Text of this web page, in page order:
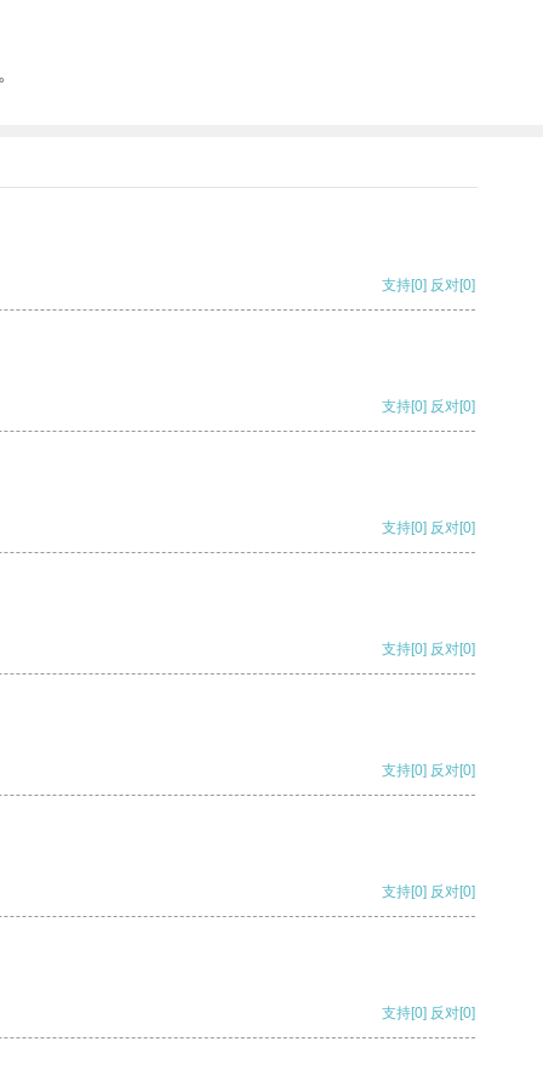
支持[0] 反对[0]
支持[0] 反对[0]
支持[0] 反对[0]
支持[0] 反对[0]
支持[0] 反对[0]
支持[0] 反对[0]
支持[0] 反对[0]